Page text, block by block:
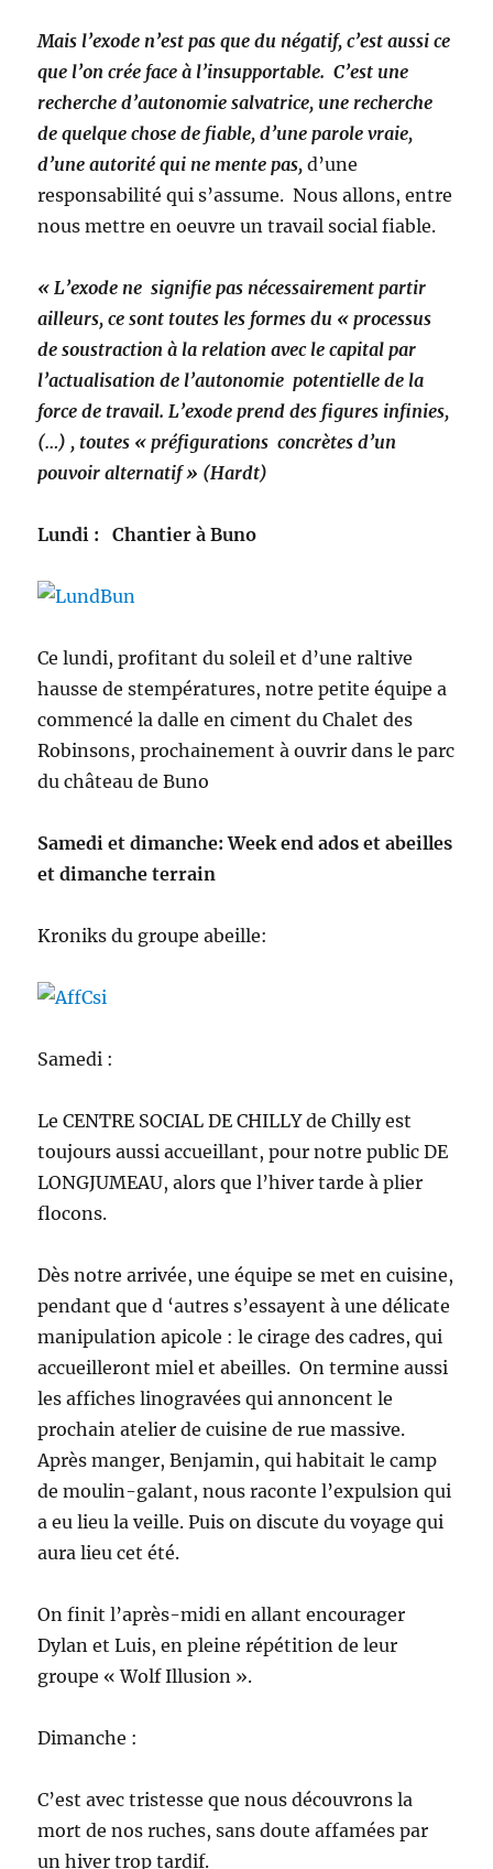
Mais l’exode n’est pas que du négatif, c’est aussi ce
que l’on crée face à l’insupportable. C’est une
recherche d’autonomie salvatrice, une recherche
de quelque chose de fiable, d’une parole vraie,
d’une autorité qui ne mente pas, d’une
responsabilité qui s’assume. Nous allons, entre
nous mettre en oeuvre un travail social fiable.
« L’exode ne signifie pas nécessairement partir
ailleurs, ce sont toutes les formes du « processus
de soustraction à la relation avec le capital par
l’actualisation de l’autonomie potentielle de la
force de travail. L’exode prend des figures infinies,
(…) , toutes « préfigurations concrètes d’un
pouvoir alternatif » (Hardt)
Lundi : Chantier à Buno
Ce lundi, profitant du soleil et d’une raltive
hausse de stempératures, notre petite équipe a
commencé la dalle en ciment du Chalet des
Robinsons, prochainement à ouvrir dans le parc
du château de Buno
Samedi et dimanche: Week end ados et abeilles
et dimanche terrain
Kroniks du groupe abeille:
Samedi :
Le CENTRE SOCIAL DE CHILLY de Chilly est
toujours aussi accueillant, pour notre public DE
LONGJUMEAU, alors que l’hiver tarde à plier
flocons.
Dès notre arrivée, une équipe se met en cuisine,
pendant que d ‘autres s’essayent à une délicate
manipulation apicole : le cirage des cadres, qui
accueilleront miel et abeilles. On termine aussi
les affiches linogravées qui annoncent le
prochain atelier de cuisine de rue massive.
Après manger, Benjamin, qui habitait le camp
de moulin-galant, nous raconte l’expulsion qui
a eu lieu la veille. Puis on discute du voyage qui
aura lieu cet été.
On finit l’après-midi en allant encourager
Dylan et Luis, en pleine répétition de leur
groupe « Wolf Illusion ».
Dimanche :
C’est avec tristesse que nous découvrons la
mort de nos ruches, sans doute affamées par
un hiver trop tardif.